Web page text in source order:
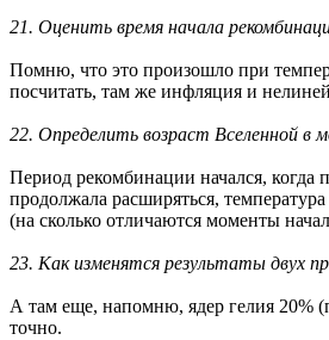
21. Оценить время начала
Помню, что это произошло при
посчитать, там же инфляция и
22. Определить возраст Вселенной в
Период рекомбинации начался, когда
продолжала расширяться,
(на сколько отличаются моменты
23. Как изменятся результаты двух
А там еще, напомню, ядер гелия 20%
точно.